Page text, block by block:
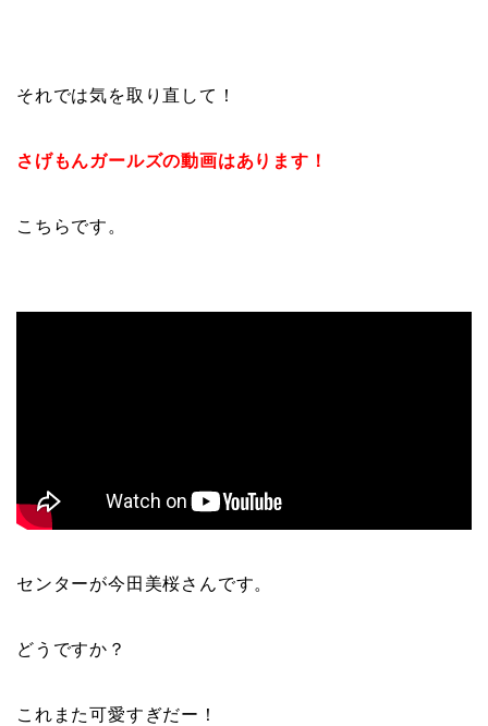
それでは気を取り直して！
さげもんガールズの動画はあります！
こちらです。
センターが今田美桜さんです。
どうですか？
これまた可愛すぎだー！